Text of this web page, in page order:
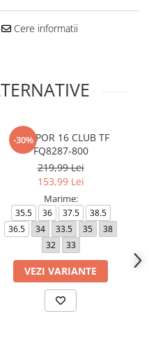
Cere informatii
-30%
JR VAPOR 16 CLUB TF
FQ8287-800
219,99 Lei
153,99 Lei
Marime:
35.5 36 37.5
38.5
36.5
34 33.5 35
38
32
33
VEZI VARIANTE